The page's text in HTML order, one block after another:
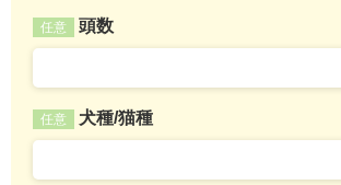
任意 頭数
任意 犬種/猫種